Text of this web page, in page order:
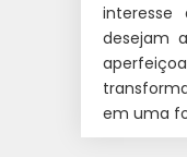
interesse
desejam
em uma